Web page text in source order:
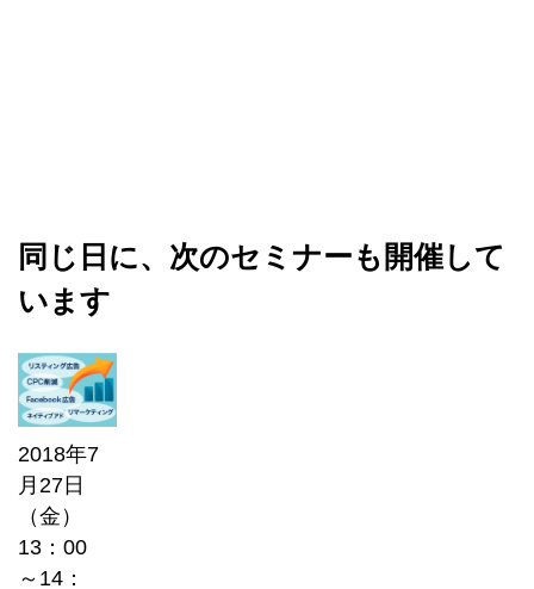
同じ日に、次のセミナーも開催して
います
2018年7
月27日
（金）
13：00
～14：